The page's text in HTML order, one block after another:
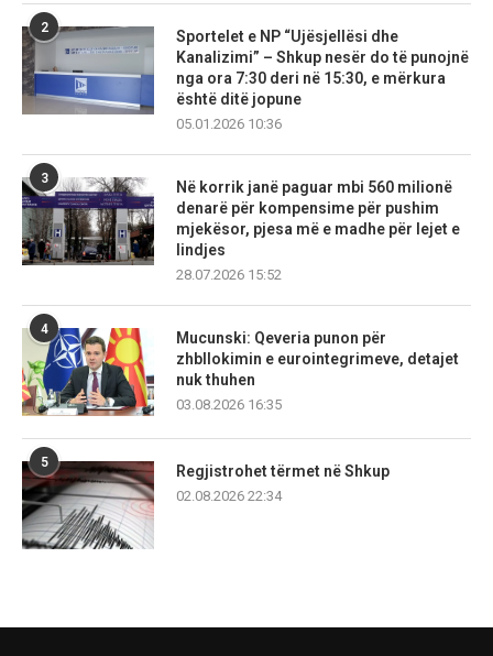
2
Sportelet e NP “Ujësjellësi dhe
Kanalizimi” – Shkup nesër do të punojnë
nga ora 7:30 deri në 15:30, e mërkura
është ditë jopune
05.01.2026 10:36
3
Në korrik janë paguar mbi 560 milionë
denarë për kompensime për pushim
mjekësor, pjesa më e madhe për lejet e
lindjes
28.07.2026 15:52
4
Mucunski: Qeveria punon për
zhbllokimin e eurointegrimeve, detajet
nuk thuhen
03.08.2026 16:35
5
Regjistrohet tërmet në Shkup
02.08.2026 22:34